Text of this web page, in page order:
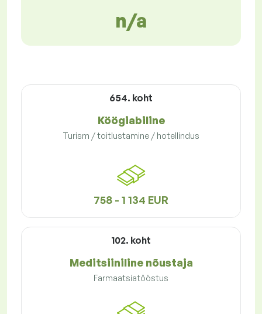
n/a
654. koht
Köögiabiline
Turism / toitlustamine / hotellindus
758 - 1 134 EUR
102. koht
Meditsiiniline nõustaja
Farmaatsiatööstus